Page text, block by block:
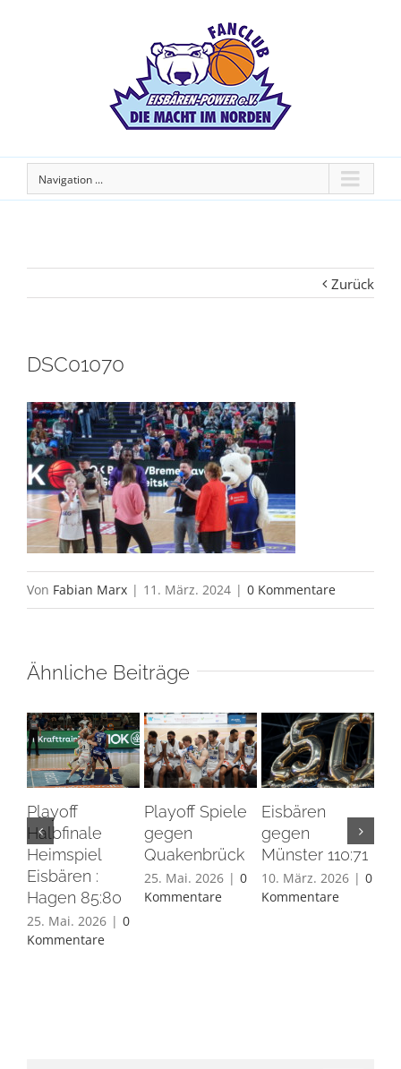
Navigation ...
Zurück
DSC01070
Von Fabian Marx | 11. März. 2024 | 0 Kommentare
Ähnliche Beiträge
Playoff
Halbfinale
Heimspiel
Eisbären :
Hagen 85:80
25. Mai. 2026 | 0
Kommentare
Playoff Spiele
gegen
Quakenbrück
25. Mai. 2026 | 0
Kommentare
Eisbären
gegen
Münster 110:71
10. März. 2026 | 0
Kommentare